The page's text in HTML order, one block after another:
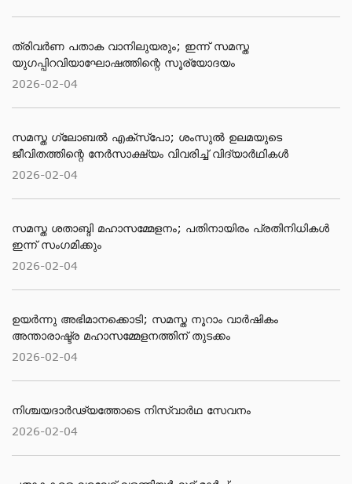
ത്രിവർണ പതാക വാനിലുയരും; ഇന്ന് സമസ്ത
യുഗപ്പിറവിയാഘോഷത്തിന്റെ സൂര്യോദയം
2026-02-04
സമസ്ത ​ഗ്ലോബൽ എക്സ്പോ; ശംസുൽ ഉലമയുടെ
ജീവിതത്തിന്റെ നേർസാക്ഷ്യം വിവരിച്ച് വിദ്യാർഥികൾ
2026-02-04
സമസ്ത ശതാബ്ദി മഹാസമ്മേളനം; പതിനായിരം പ്രതിനിധികൾ
ഇന്ന് സംഗമിക്കും
2026-02-04
ഉയർന്നു അഭിമാനക്കൊടി; സമസ്ത നൂറാം വാർഷികം
അന്താരാഷ്ട്ര മഹാസമ്മേളനത്തിന് തുടക്കം
2026-02-04
നിശ്ചയദാർഢ്യത്തോടെ നിസ്വാർഥ സേവനം
2026-02-04